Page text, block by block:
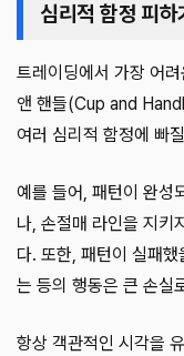
심리적 함정 피하
트레이딩에서 가장 어
앤 핸들(Cup and
여러 심리적 함정에 빠
예를 들어, 패턴이 완성
나, 손절매 라인을 지키
다. 또한, 패턴이 실패
는 등의 행동은 큰 손실
항상 객관적인 시각을